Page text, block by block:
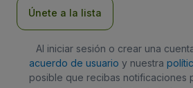
Únete a la lista
Al iniciar sesión o crear una
acuerdo de usuario y nuestra
posible que recibas notificaciones